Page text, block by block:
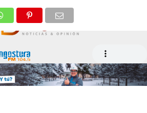
a subir y
el 6 por ciento